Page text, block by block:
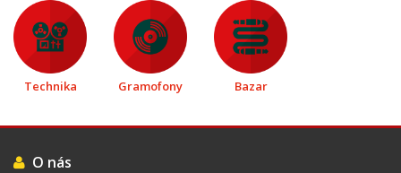
Technika Gramofony Bazar
O nás